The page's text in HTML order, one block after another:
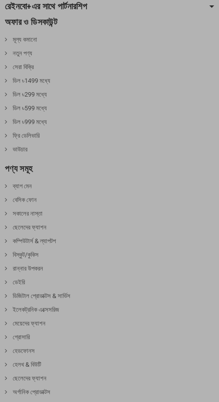
রেইনবো+এর সাথে পার্টনারশিপ
অফার ও ডিসকাউন্ট
মূল্য কমানো
নতুন পণ্য
সেরা বিক্রি
ডিল ৳1499 মধ্যে
ডিল ৳299 মধ্যে
ডিল ৳599 মধ্যে
ডিল ৳999 মধ্যে
ফ্রি ডেলিভারি
ভাউচার
পণ্য সমূহ
ব্যাগ মেন
বেসিক ফোন
সকালের নাস্তা
ছেলেদের ফ্যাশন
কম্পিউটার্স & ল্যাপটপ
বিস্কুট/কুকিস
রান্নার উপকরন
ডেইরি
ডিজিটাল প্রোডাক্টস & সার্ভিস
ইলেকট্রনিক এক্সেসরিজ
মেয়েদের ফ্যাশন
গ্রোসারি
হেডফোনস
হেলথ & বিউটি
ছেলেদের ফ্যাশন
অর্গানিক প্রোডাক্টস